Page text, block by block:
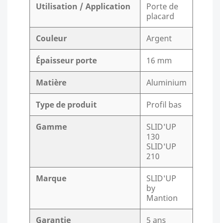
Utilisation / Application
Porte de
placard
Couleur Argent
Épaisseur porte 16 mm
Matière Aluminium
Type de produit Profil bas
Gamme
SLID'UP
130
SLID'UP
210
Marque
SLID'UP
by
Mantion
Garantie 5 ans